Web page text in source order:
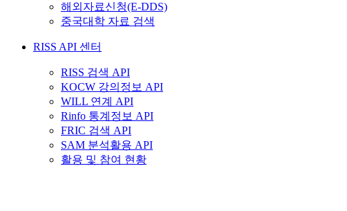
해외자료신청(E-DDS)
중국대학 자료 검색
RISS API 센터
RISS 검색 API
KOCW 강의정보 API
WILL 연계 API
Rinfo 통계정보 API
FRIC 검색 API
SAM 분석활용 API
활용 및 참여 현황